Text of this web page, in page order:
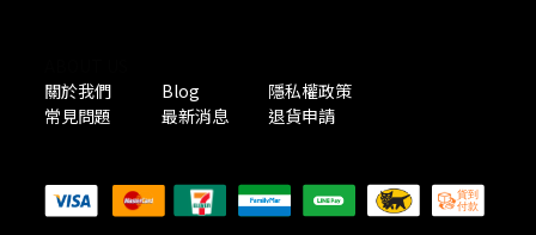
關於我們
Blog
隱私權政策
常見問題
最新消息 退貨申請